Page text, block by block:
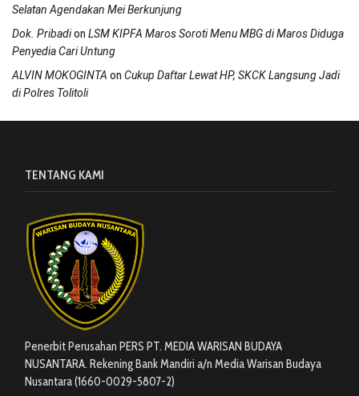
Selatan Agendakan Mei Berkunjung
Dok. Pribadion LSM KIPFA Maros Soroti Menu MBG di Maros Diduga
Penyedia Cari Untung
ALVIN MOKOGINTA on Cukup Daftar Lewat HP, SKCK Langsung Jadi
di Polres Tolitoli
TENTANG KAMI
Penerbit Perusahan PERS PT. MEDIA WARISAN BUDAYA
NUSANTARA. Rekening Bank Mandiri a/n Media Warisan Budaya
Nusantara (1660-0029-5807-2)